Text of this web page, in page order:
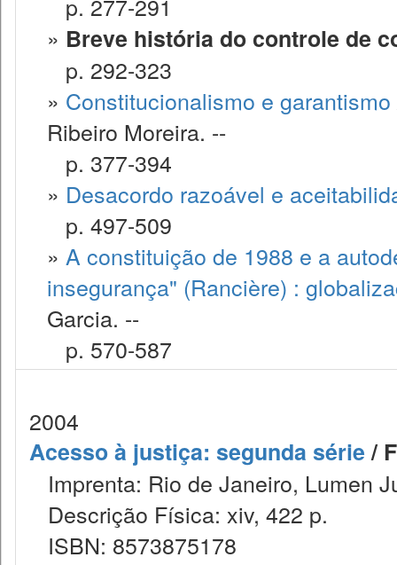
» Breve história do controle de
p. 292-323
» Constitucionalismo e garantismo
Ribeiro Moreira. --
p. 377-394
» Desacordo razoável e
p. 497-509
» A constituição de 1988 e a
insegurança" (Rancière) :
Garcia. --
p. 570-587
2004
Acesso à justiça: segunda série/
Imprenta: Rio de Janeiro, Lumen
Descrição Física: xiv, 422 p.
ISBN: 8573875178